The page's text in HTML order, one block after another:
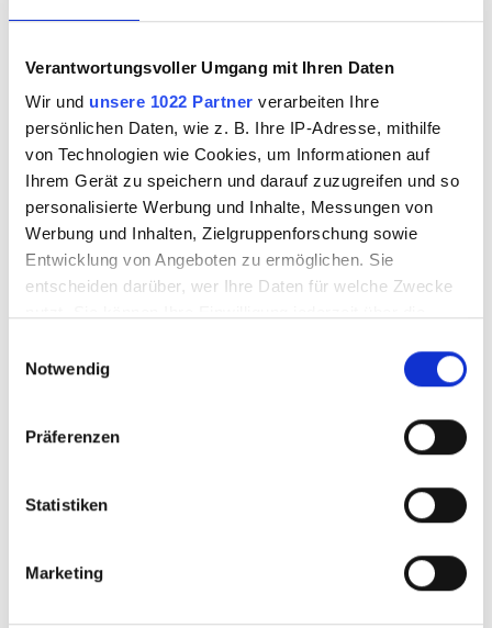
Verantwortungsvoller Umgang mit Ihren Daten
Wir und unsere 1022 Partner verarbeiten Ihre
persönlichen Daten, wie z. B. Ihre IP-Adresse, mithilfe
von Technologien wie Cookies, um Informationen auf
Ihrem Gerät zu speichern und darauf zuzugreifen und so
personalisierte Werbung und Inhalte, Messungen von
Werbung und Inhalten, Zielgruppenforschung sowie
Entwicklung von Angeboten zu ermöglichen. Sie
entscheiden darüber, wer Ihre Daten für welche Zwecke
Trigger Symbol ändern oder widerrufen
Informationen über Ihre geografische Lage
können
bestimmten Merkmalen (Fingerprinting) identifizieren
Erfahren Sie mehr darüber, wie Ihre persönlichen Daten
Notwendig
Präferenzen
Statistiken
Marketing
CBS Dichroic Youghiogeny GRIP Y/B COE90